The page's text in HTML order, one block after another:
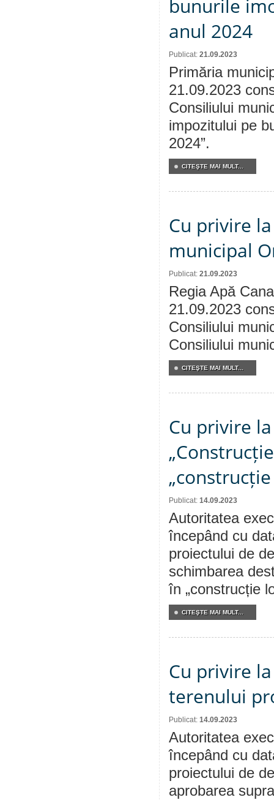
bunurile
anul 2024
Publicat: 21.09.2023
Primăria
21.09.2023
Consiliului
impozitului pe
2024”.
CITEŞTE MAI MULT...
Cu privire
municipal
Publicat: 21.09.2023
Regia Apă
21.09.2023
Consiliului
Consiliului
CITEŞTE MAI MULT...
Cu privire
Publicat: 14.09.2023
Autoritatea
începând cu
proiectului de
schimbarea
în „construcție
CITEŞTE MAI MULT...
Cu privire
terenului
Publicat: 14.09.2023
Autoritatea
începând cu
proiectului de
aprobarea